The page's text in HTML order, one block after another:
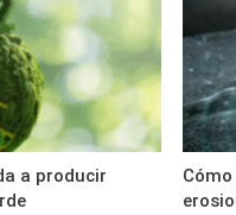
a producir